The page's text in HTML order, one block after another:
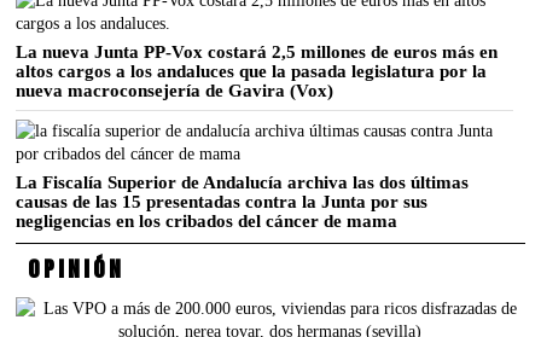
La nueva Junta PP-Vox costará 2,5 millones de euros más en
altos cargos a los andaluces que la pasada legislatura por la
nueva macroconsejería de Gavira (Vox)
La Fiscalía Superior de Andalucía archiva las dos últimas
causas de las 15 presentadas contra la Junta por sus
negligencias en los cribados del cáncer de mama
OPINIÓN